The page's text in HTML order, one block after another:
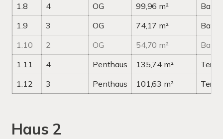
1.8
4 OG 99,96 m²
1.9
3 OG 74,17 m²
1.10
2 OG 54,70 m²
1.11
4 Penthaus 135,74 m²
1.12
3 Penthaus 101,63 m²
Haus 2